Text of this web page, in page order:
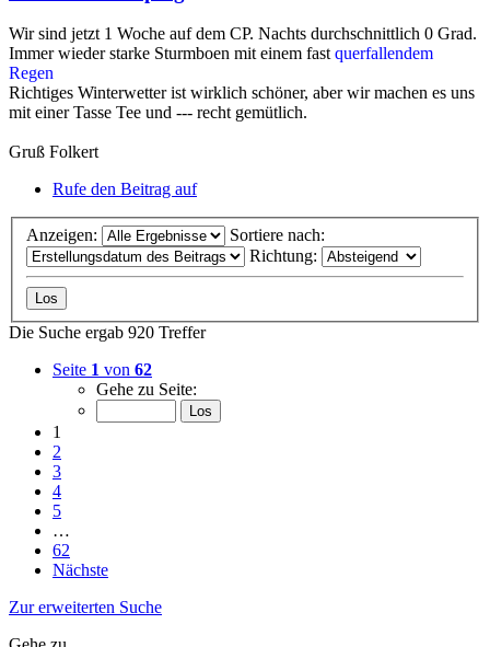
Wir sind jetzt 1 Woche auf dem CP. Nachts durchschnittlich 0 Grad.
Immer wieder starke Sturmboen mit einem fastquerfallendem
Regen
Richtiges Winterwetter ist wirklich schöner, aber wir machen es uns
mit einer Tasse Tee und --- recht gemütlich.
Gruß Folkert
Rufe den Beitrag auf
Anzeigen:
Sortiere nach:
Richtung:
Die Suche ergab 920 Treffer
Seite 1 von 62
Gehe zu Seite:
1
2
3
4
5
…
62
Nächste
Zur erweiterten Suche